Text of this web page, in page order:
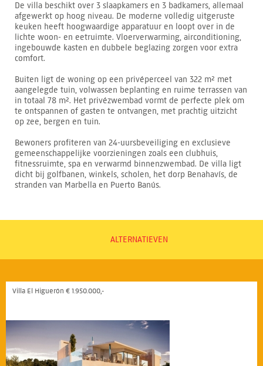
De villa beschikt over 3 slaapkamers en 3 badkamers, allemaal
afgewerkt op hoog niveau. De moderne volledig uitgeruste
keuken heeft hoogwaardige apparatuur en loopt over in de
lichte woon- en eetruimte. Vloerverwarming, airconditioning,
ingebouwde kasten en dubbele beglazing zorgen voor extra
comfort.
Buiten ligt de woning op een privéperceel van 322 m² met
aangelegde tuin, volwassen beplanting en ruime terrassen van
in totaal 78 m². Het privézwembad vormt de perfecte plek om
te ontspannen of gasten te ontvangen, met prachtig uitzicht
op zee, bergen en tuin.
Bewoners profiteren van 24-uursbeveiliging en exclusieve
gemeenschappelijke voorzieningen zoals een clubhuis,
fitnessruimte, spa en verwarmd binnenzwembad. De villa ligt
dicht bij golfbanen, winkels, scholen, het dorp Benahavís, de
stranden van Marbella en Puerto Banús.
ALTERNATIEVEN
Villa El Higuerón € 1.950.000,-